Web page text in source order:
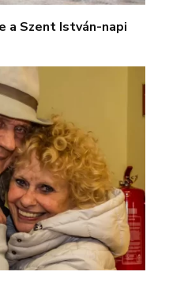
a Szent István-napi